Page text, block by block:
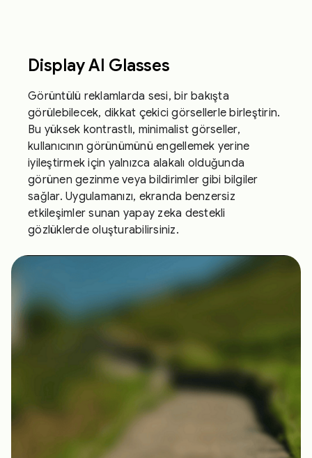
Display AI Glasses
Görüntülü reklamlarda sesi, bir bakışta
görülebilecek, dikkat çekici görsellerle birleştirin.
Bu yüksek kontrastlı, minimalist görseller,
kullanıcının görünümünü engellemek yerine
iyileştirmek için yalnızca alakalı olduğunda
görünen gezinme veya bildirimler gibi bilgiler
sağlar. Uygulamanızı, ekranda benzersiz
etkileşimler sunan yapay zeka destekli
gözlüklerde oluşturabilirsiniz.